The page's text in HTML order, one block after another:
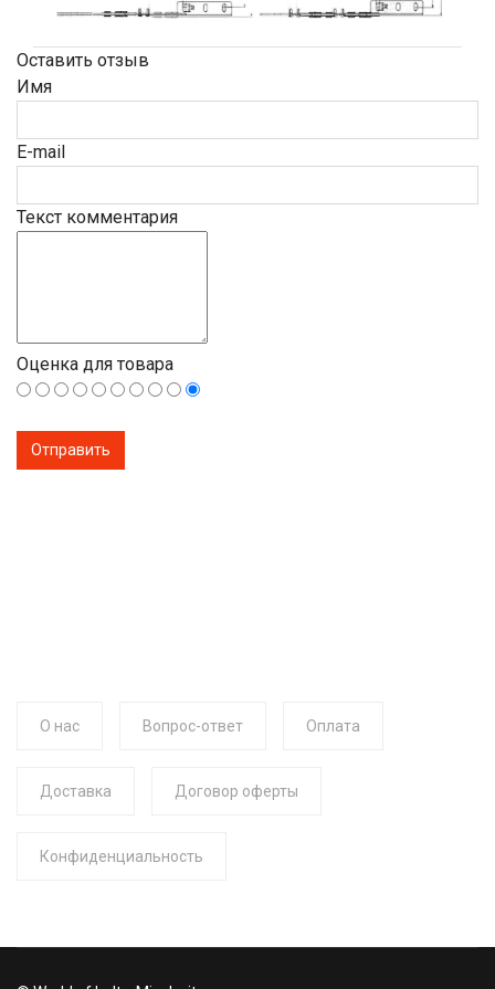
Оставить отзыв
Имя
E-mail
Текст комментария
Оценка для товара
О нас Вопрос-ответ Оплата
Доставка Договор оферты
Конфиденциальность